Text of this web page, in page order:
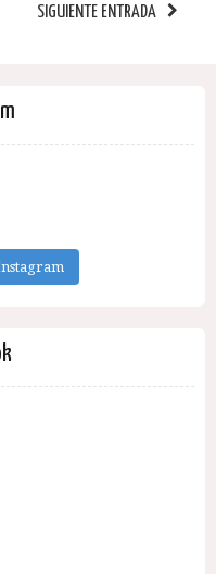
SIGUIENTE ENTRADA